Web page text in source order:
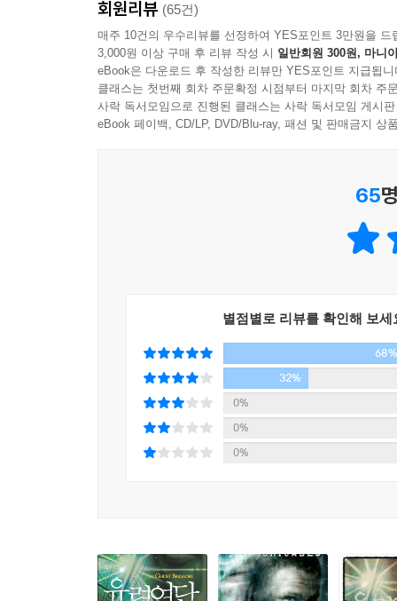
페리 할아버지가 등장하지 않는다는 것. 이 책
슬프다. 존 페리는 75세에 젊은이의 몸을 얻었
의식을 얻었고 전쟁을 위해 태어났다. 젊고, 빠르
전편과 정 반대 방향으로 간 속편! 속편을 출간
속편이라 하면 주인공이 같을 필요는 없다 해도
방위군의 문제점도 드러난다. 사람의 의식을 다
작가 특유의 농담을 만날 수 있다. 여전히 재미있
인류를 배신한 ‘샤를 부탱’을 찾아라!!
눈부신 우주에서 펼쳐지는 숨막히는 전투와 음모!!
우주개척연맹은 부탱의 DNA 조작을 통해 하이
회원리뷰 (65건)
매주 10건의 우수리뷰를 선정하여 YES포인트 3만원을 드
3,000원 이상 구매 후 리뷰 작성 시 일반회원 300원, 마니
eBook은 다운로드 후 작성한 리뷰만 YES포인트 지급됩니
클래스는 첫번째 회차 주문확정 시점부터 마지막 회차 주
사락 독서모임으로 진행된 클래스는 사락 독서모임 게시
eBook 페이백, CD/LP, DVD/Blu-ray, 패션 및 판매금지 상
65
별점별로 리뷰를 확인해 보세
68%
32%
0%
0%
0%